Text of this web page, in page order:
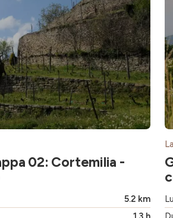
02: Cortemilia -
5.2 km